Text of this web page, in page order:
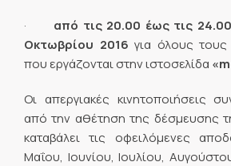
· από τις 20.00 έως τις
Οκτωβρίου 2016 για όλους
που εργάζονται στην ιστοσελίδα
Οι απεργιακές κινητοποιήσεις
από την αθέτηση της δέσμευσης
καταβάλει τις οφειλόμενες
Μαΐου, Ιουνίου, Ιουλίου,